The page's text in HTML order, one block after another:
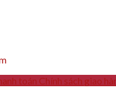
toán Chính sách giao